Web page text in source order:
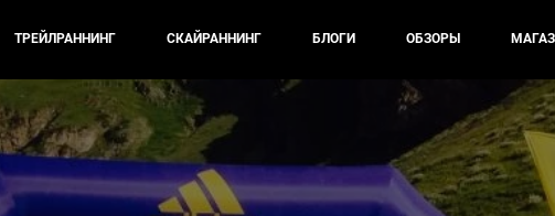
ТРЕЙЛРАННИНГ СКАЙРАННИНГ БЛОГИ ОБЗОРЫ